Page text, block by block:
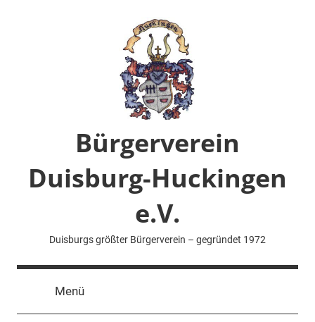
Bürgerverein
Duisburg-Huckingen
e.V.
Duisburgs größter Bürgerverein – gegründet 1972
Menü